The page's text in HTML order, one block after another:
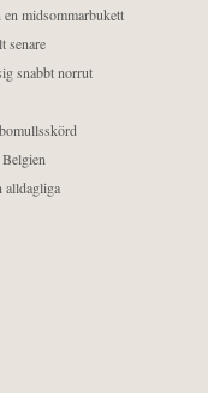
midsommarbukett
senare
snabbt norrut
alldagliga